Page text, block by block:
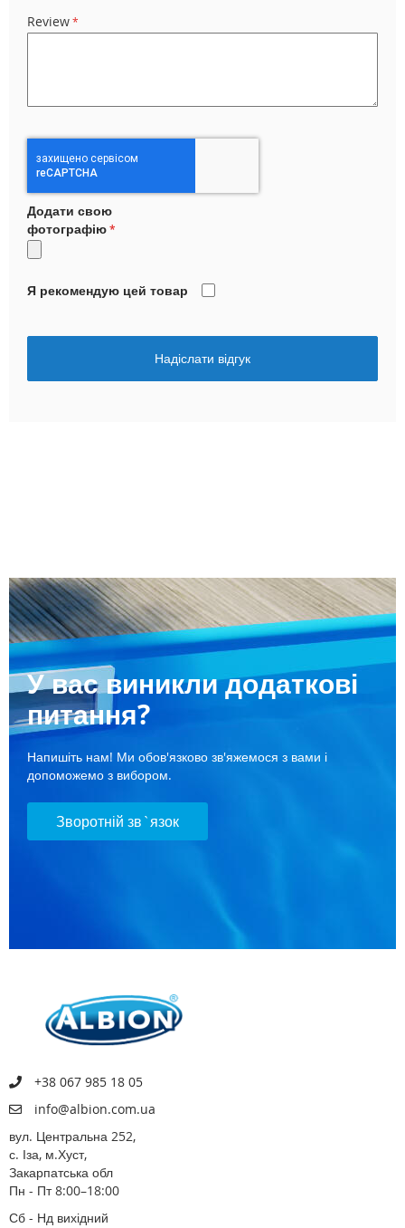
Review
Додати свою
фотографію
Я рекомендую цей товар
Надіслати відгук
У вас виникли додаткові
питання?
Напишіть нам! Ми обов'язково зв'яжемося з вами і
допоможемо з вибором.
Зворотній зв`язок
+38 067 985 18 05
info@albion.com.ua
вул. Центральна 252,
с. Іза, м.Хуст,
Закарпатська обл
Пн - Пт 8:00–18:00
Сб - Нд вихідний